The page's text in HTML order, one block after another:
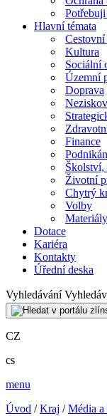
Hlavní témata
Cestovní
Kultura
Sociální
Územní
Doprava
Finance
Školství,
Životní
Chytrý
Volby
Dotace
Kariéra
Kontakty
Úřední deska
Vyhledávání
CZ
cs
menu
Úvod /Kraj /Média a